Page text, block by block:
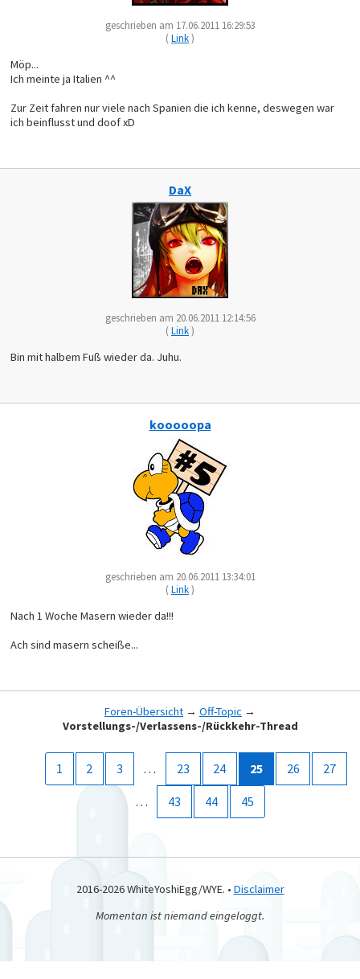
geschrieben am 17.06.2011 16:29:53
(Link)
Möp...
Ich meinte ja Italien ^^
Zur Zeit fahren nur viele nach Spanien die ich kenne, deswegen war
ich beinflusst und doof xD
DaX
geschrieben am 20.06.2011 12:14:56
(Link)
Bin mit halbem Fuß wieder da. Juhu.
kooooopa
geschrieben am 20.06.2011 13:34:01
(Link)
Nach 1 Woche Masern wieder da!!!
Ach sind masern scheiße...
Foren-Übersicht → Off-Topic →
Vorstellungs-/Verlassens-/Rückkehr-Thread
1 2 3 … 23 24 25 26 27
… 43 44 45
2016-2026 WhiteYoshiEgg/WYE. • Disclaimer
Momentan ist niemand eingeloggt.